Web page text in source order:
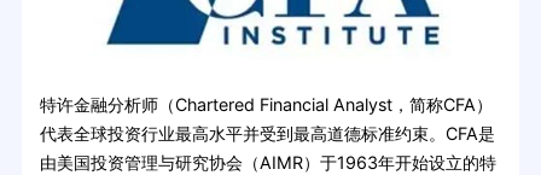
特许金融分析师（Chartered Financial Analyst，简称CFA）
代表全球投资行业最高水平并受到最高道德标准约束。CFA是
由美国投资管理与研究协会（AIMR）于1963年开始设立的特